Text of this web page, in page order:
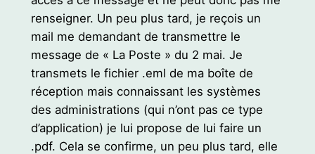
renseigner. Un peu plus tard, je reçois un
mail me demandant de transmettre le
message de « La Poste » du 2 mai. Je
transmets le fichier .eml de ma boîte de
réception mais connaissant les systèmes
des administrations (qui n’ont pas ce type
d’application) je lui propose de lui faire un
.pdf. Cela se confirme, un peu plus tard, elle